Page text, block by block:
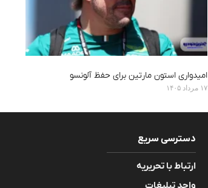
امیدواری استون مارتین برای حفظ آلونسو
۱۷ مرداد ۱۴۰۵
دسترسی سریع
ارتباط با تحریریه